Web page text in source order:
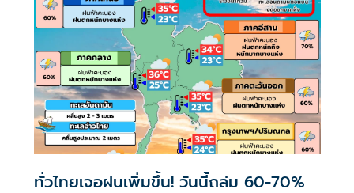
ทั่วไทยเจอฝนเพิ่มขึ้น! วันนี้ถล่ม 60-70%